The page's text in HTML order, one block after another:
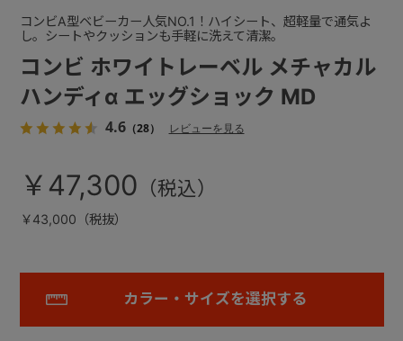
コンビ ホワイトレーベル メチャカル
ハンディα エッグショック MD
4.6（28） レビューを見る
コンビA型ベビーカー人気NO.1！ハイシート、超軽量で通気よ
し。シートやクッションも手軽に洗えて清潔。
￥47,300
￥43,000（税抜）
カラー・サイズを選択する